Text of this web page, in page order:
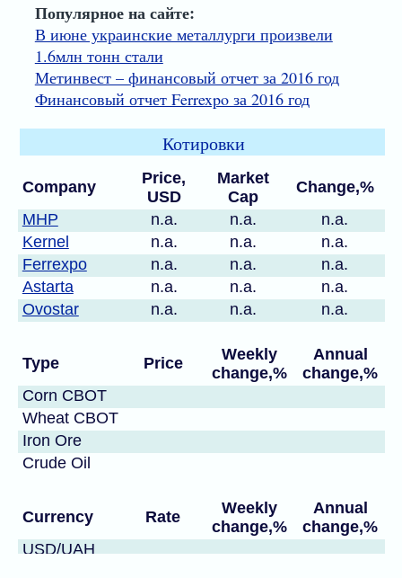
Популярное на сайте:
В июне украинские металлурги произвели
1.6млн тонн стали
Метинвест – финансовый отчет за 2016 год
Финансовый отчет Ferrexpo за 2016 год
Котировки
Company
Price,
USD
Market
Cap
Change,%
MHP
n.a. n.a.
n.a.
Kernel
n.a. n.a.
n.a.
Ferrexpo
n.a. n.a.
n.a.
Astarta
n.a. n.a.
n.a.
Ovostar
n.a. n.a. n.a.
Type Price
Weekly
change,%
Annual
change,%
Corn CBOT
Wheat CBOT
Iron Ore
Crude Oil
Currency Rate
Weekly
change,%
Annual
change,%
USD/UAH